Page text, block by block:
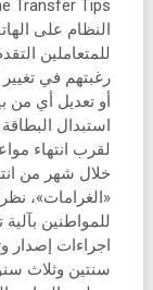
النظام على
للمتعاملين
رغبتهم في
أو تعديل أي من
استبدال
لقرب انتهاء
خلال شهر من
«الغرامات»،
للمواطنين
اجراءات إصدار
سنتين وثلاث